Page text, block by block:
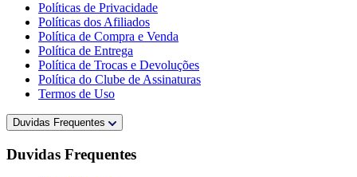
Políticas de Privacidade
Políticas dos Afiliados
Política de Compra e Venda
Política de Entrega
Política de Trocas e Devoluções
Política do Clube de Assinaturas
Termos de Uso
Duvidas Frequentes
Duvidas Frequentes